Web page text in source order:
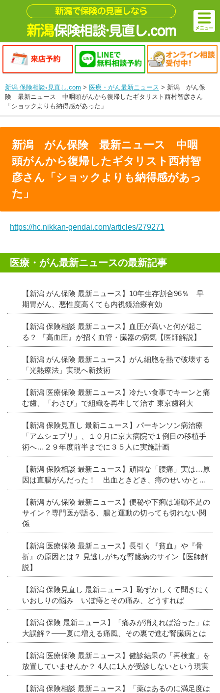
新潟 保険相談◦見直し.com > 医療・がん最新ニュース > 新潟 がん保
険 最新ニュース 中咽頭がんから復帰したギタリスト西村智彦さん
「ショックよりも納得感があった」
新潟 がん保険 最新ニュース 中咽
頭がんから復帰したギタリスト西村智
彦さん「ショックよりも納得感があっ
た」
https://hc.nikkan-gendai.com/articles/279271
医療・がん最新ニュースの最新記事
【新潟 がん保険 最新ニュース】10年生存割合96％ 早
期胃がん、悪性度高くても内視鏡治療有効
【新潟 保険相談 最新ニュース】血圧が高いと何が起こ
る？ 『高血圧』が招く血管・臓器の病気【医師解説】
【新潟 がん保険 最新ニュース】がん細胞を熱で破壊する
「光熱療法」実現へ新技術
【新潟 医療保険 最新ニュース】冷たい食事でキーンと痛
む歯、「わさび」で組織を再生して治す 東京歯科大
【新潟 保険見直し 最新ニュース】パーキンソン病治療
「アムシェプリ」、１０月に京大病院で１例目の移植手
術へ…２９年度前半までに３５人に実施計画
【新潟 保険相談 最新ニュース】頑固な「腰痛」実は…原
因は直腸がんだった！ 出血ときどき、痔のせいかと…
【新潟 がん保険 最新ニュース】便秘や下痢は運動不足の
サイン？専門医が語る、腸と運動の切っても切れない関
係
【新潟 医療保険 最新ニュース】長引く『貧血』や『骨
折』の原因とは？ 見逃しがちな腎臓病のサイン【医師解
説】
【新潟 保険見直し 最新ニュース】恥ずかしくて聞きにく
いおしりの悩み いぼ痔とその痛み、どうすれば
【新潟 保険 最新ニュース】「痛みが消えれば治った」は
大誤解？――夏に増える痛風、その裏で進む腎臓病とは
【新潟 医療保険 最新ニュース】健診結果の「再検査」を
放置していませんか？ 4人に1人が受診しないという現実
【新潟 保険相談 最新ニュース】「薬はあるのに満足度は